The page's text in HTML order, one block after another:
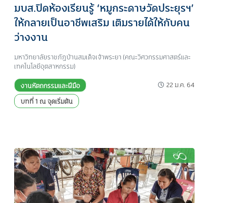
มบส.ปิดห้องเรียนรู้ ‘หมูกระดาษวัดประยุรฯ’
ให้กลายเป็นอาชีพเสริม เติมรายได้ให้กับคน
ว่างงาน
มหาวิทยาลัยราชภัฏบ้านสมเด็จเจ้าพระยา (คณะวิศวกรรมศาสตร์และ
เทคโนโลยีอุตสาหกรรม)
งานหัตถกรรมและฝีมือ
บทที่ 1 ณ จุดเริ่มต้น
22 ม.ค. 64